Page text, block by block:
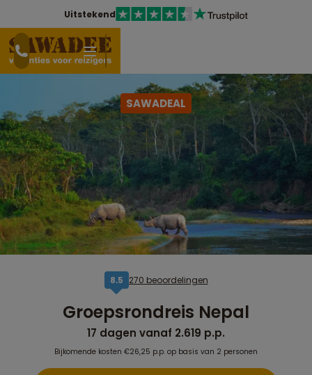
Uitstekend
SAWADEAL
8,5 270 beoordelingen
Groepsrondreis Nepal
17 dagen vanaf 2.619 p.p.
Bijkomende kosten €26,25 p.p. op basis van 2 personen